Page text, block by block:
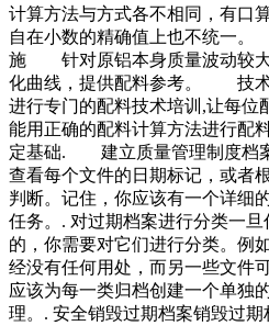
计算方法与方式各不相同，有口
自在小数的精确值上也不统一
施 针对原铝本身质量波动较大
化曲线，提供配料参考。 技
进行专门的配料技术培训,让每位
能用正确的配料计算方法进行配
定基础. 建立质量管理制度档
查看每个文件的日期标记，或者
判断。记住，你应该有一个详细
任务。. 对过期档案进行分类一
的，你需要对它们进行分类。例
经没有任何用处，而另一些文件
应该为每一类归档创建一个单独
理。. 安全销毁过期档案销毁过